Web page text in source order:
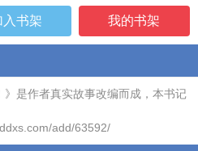
入书架 我的书架
是作者真实故事改编而成，本书记
add/63592/